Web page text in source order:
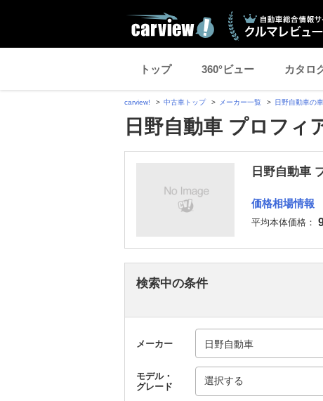
トップ 360°ビュー カタロ
carview! 中古車トップ メーカー一覧 日野自動車の
日野自動車 プロフィ
日野自動車
価格相場情報
平均本体価格：
検索中の条件
メーカー
モデル・
グレード
選択する